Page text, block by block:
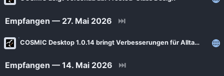
Soeren-Hentzschel.at
VNotes
MichlFranken
OSB Alliance
Empfangen — 27. Mai 2026 ⏭
COSMIC Desktop 1.0.14 bringt Verbesserungen für Alltag und Gaming
Empfangen — 14. Mai 2026 ⏭